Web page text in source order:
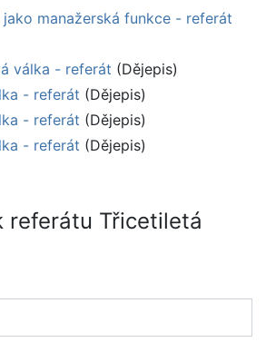
jako manažerská funkce - referát
válka - referát (Dějepis)
- referát (Dějepis)
- referát (Dějepis)
- referát (Dějepis)
referátu Třicetiletá